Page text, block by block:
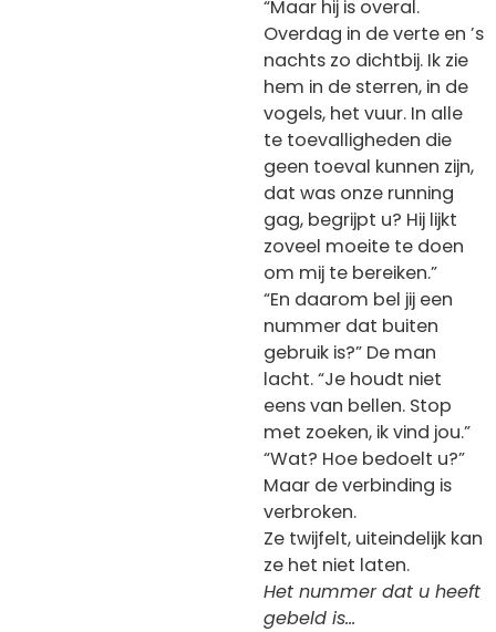
“Maar hij is overal.
Overdag in de verte en ’s
nachts zo dichtbij. Ik zie
hem in de sterren, in de
vogels, het vuur. In alle
te toevalligheden die
geen toeval kunnen zijn,
dat was onze running
gag, begrijpt u? Hij lijkt
zoveel moeite te doen
om mij te bereiken.”
“En daarom bel jij een
nummer dat buiten
gebruik is?” De man
lacht. “Je houdt niet
eens van bellen. Stop
met zoeken, ik vind jou.”
“Wat? Hoe bedoelt u?”
Maar de verbinding is
verbroken.
Ze twijfelt, uiteindelijk kan
ze het niet laten.
Het nummer dat u heeft
gebeld is…